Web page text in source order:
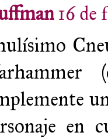
16 de
en